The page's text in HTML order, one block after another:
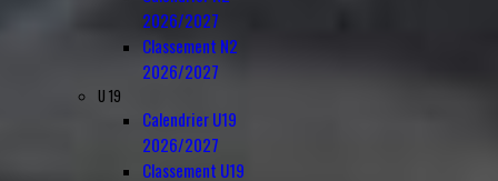
2026/2027
Classement N2
2026/2027
U 19
Calendrier U19
2026/2027
Classement U19